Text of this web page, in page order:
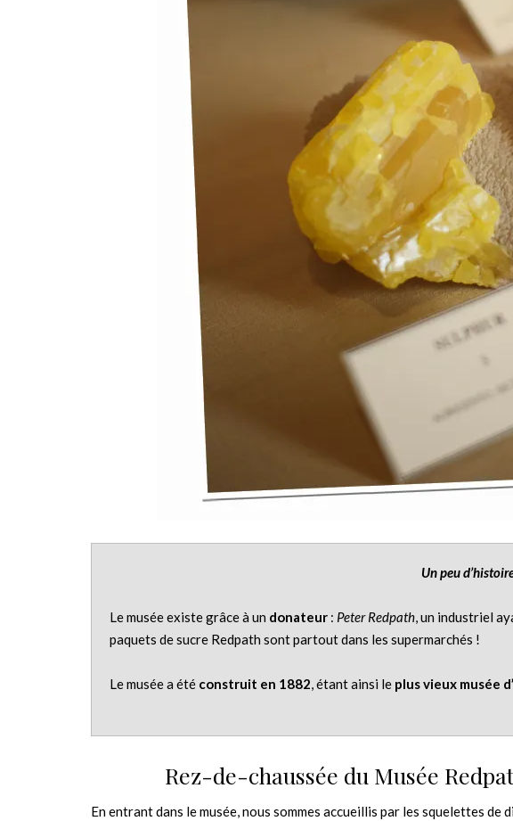
Un peu
Le musée existe grâce à un donateur : Peter Redpath, un industriel
paquets de sucre Redpath sont partout dans les supermarchés !
Le musée a été construit en 1882, étant ainsi le plus vieux musée
Rez-de-chaussée du Musée
En entrant dans le musée, nous sommes accueillis par les squelettes de